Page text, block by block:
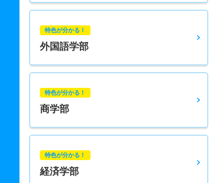
特色が分かる！
外国語学部
特色が分かる！
商学部
特色が分かる！
経済学部